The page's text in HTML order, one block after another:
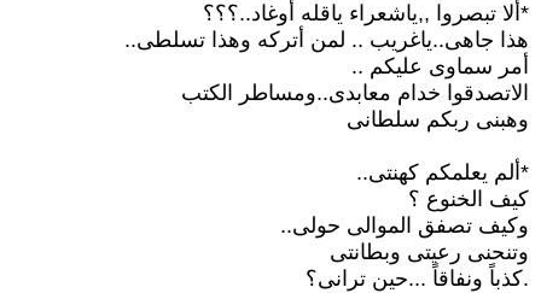
*ألا تبصروا ,,ياشعراء ياقله أوغاد..؟؟؟
هذا جاهى..ياغريب .. لمن أتركه وهذا تسلطى..
أمر سماوى عليكم ..
الاتصدقوا خدام معابدى..ومساطر الكتب
وهبنى ربكم سلطانى
*ألم يعلمكم كهنتى..
كيف الخنوع ؟
وكيف تصفق الموالى حولى..
وتنحنى رعيتى وبطانتى
.كذباً ونفاقاً ...حين ترانى؟